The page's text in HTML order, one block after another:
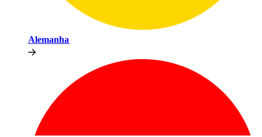
Alemanha​​